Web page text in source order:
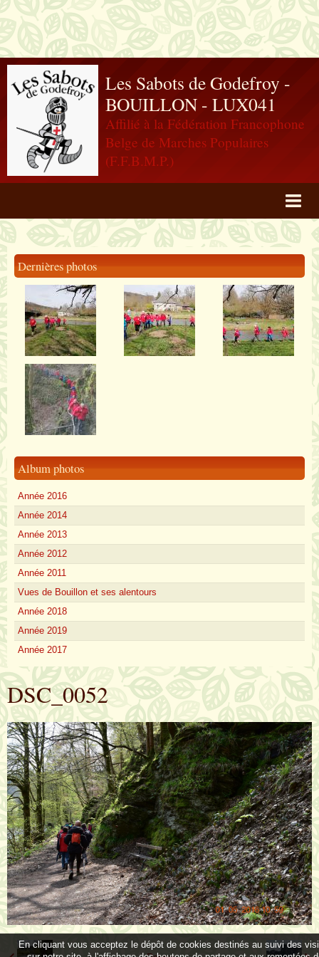
Les Sabots de Godefroy -
BOUILLON - LUX041
Affilié à la Fédération Francophone
Belge de Marches Populaires
(F.F.B.M.P.)
Agenda
Dernières photos
Album photos
Année 2016
Année 2014
Année 2013
Année 2012
Année 2011
Vues de Bouillon et ses alentours
Année 2018
Année 2019
Année 2017
DSC_0052
En cliquant vous acceptez le dépôt de cookies destinés au suivi des